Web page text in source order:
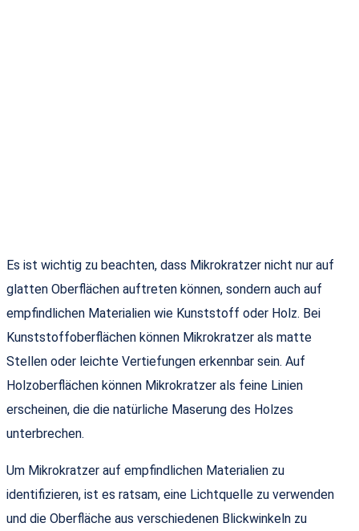
Es ist wichtig zu beachten, dass Mikrokratzer nicht nur auf
glatten Oberflächen auftreten können, sondern auch auf
empfindlichen Materialien wie Kunststoff oder Holz. Bei
Kunststoffoberflächen können Mikrokratzer als matte
Stellen oder leichte Vertiefungen erkennbar sein. Auf
Holzoberflächen können Mikrokratzer als feine Linien
erscheinen, die die natürliche Maserung des Holzes
unterbrechen.
Um Mikrokratzer auf empfindlichen Materialien zu
identifizieren, ist es ratsam, eine Lichtquelle zu verwenden
und die Oberfläche aus verschiedenen Blickwinkeln zu